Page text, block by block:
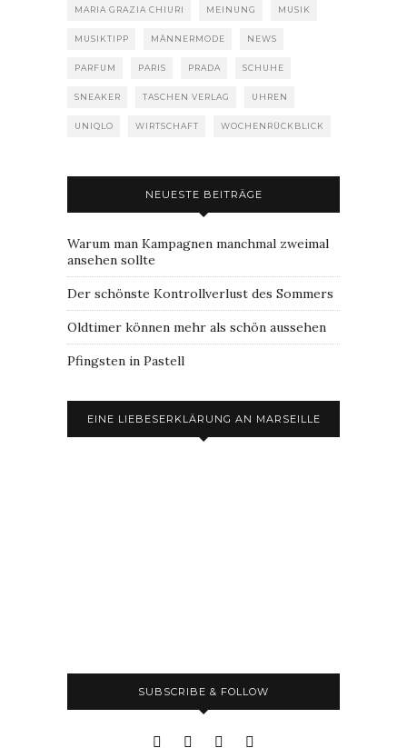
MARIA GRAZIA CHIURI MEINUNG MUSIK
MUSIKTIPP MÄNNERMODE NEWS
PARFUM PARIS PRADA SCHUHE
SNEAKER TASCHEN VERLAG UHREN
UNIQLO WIRTSCHAFT WOCHENRÜCKBLICK
NEUESTE BEITRÄGE
Warum man Kampagnen manchmal zweimal
ansehen sollte
Der schönste Kontrollverlust des Sommers
Oldtimer können mehr als schön aussehen
Pfingsten in Pastell
EINE LIEBESERKLÄRUNG AN MARSEILLE
SUBSCRIBE & FOLLOW